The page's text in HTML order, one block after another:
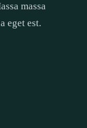
massa
eget est.